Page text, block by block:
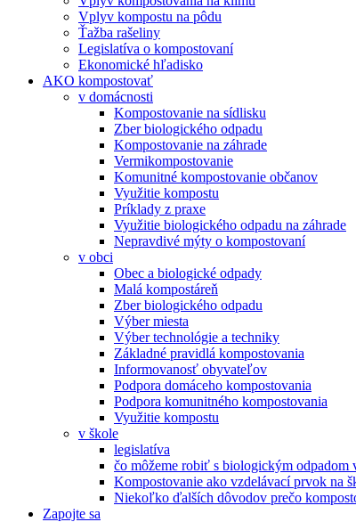
Vplyv kompostu na pôdu
Ťažba rašeliny
Legislatíva o kompostovaní
Ekonomické hľadisko
AKO kompostovať
v domácnosti
Kompostovanie na sídlisku
Zber biologického odpadu
Kompostovanie na záhrade
Vermikompostovanie
Komunitné kompostovanie občanov
Využitie kompostu
Príklady z praxe
Využitie biologického odpadu na záhrade
Nepravdivé mýty o kompostovaní
v obci
Obec a biologické odpady
Malá kompostáreň
Zber biologického odpadu
Výber miesta
Výber technológie a techniky
Základné pravidlá kompostovania
Informovanosť obyvateľov
Podpora domáceho kompostovania
Podpora komunitného kompostovania
Využitie kompostu
v škole
legislatíva
čo môžeme robiť s biologickým odpadom
Kompostovanie ako vzdelávací prvok na
Niekoľko ďalších dôvodov prečo
Zapojte sa